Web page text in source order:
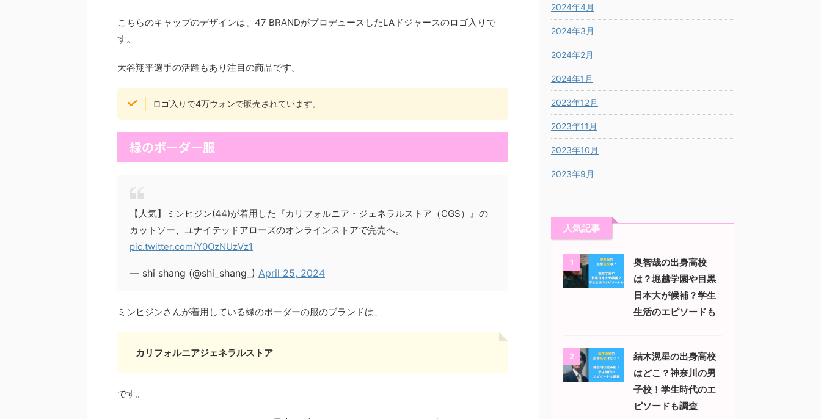
こちらのキャップのデザインは、47 BRANDがプロデュースしたLAドジャースのロゴ入りで
す。
大谷翔平選手の活躍もあり注目の商品です。
ロゴ入りで4万ウォンで販売されています。
緑のボーダー服
【人気】ミンヒジン(44)が着用した『カリフォルニア・ジェネラルストア（CGS）』の
カットソー、ユナイテッドアローズのオンラインストアで完売へ。
pic.twitter.com/Y0OzNUzVz1
— shi shang (@shi_shang_) April 25, 2024
ミンヒジンさんが着用している緑のボーダーの服のブランドは、
カリフォルニアジェネラルストア
です。
2024年4月
2024年3月
2024年2月
2024年1月
2023年12月
2023年11月
2023年10月
2023年9月
人気記事
1
奥智哉の出身高校
は？堀越学園や目黒
日本大が候補？学生
生活のエピソードも
2
結木滉星の出身高校
はどこ？神奈川の男
子校！学生時代のエ
ピソードも調査